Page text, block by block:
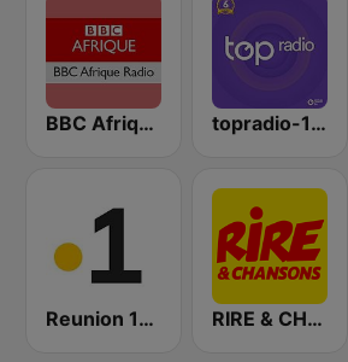
BBC Afrique topradio-102-8
Reunion 1ere RIRE & CHANSONS